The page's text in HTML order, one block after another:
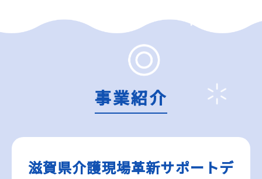
事業紹介
滋賀県介護現場革新サポートデ